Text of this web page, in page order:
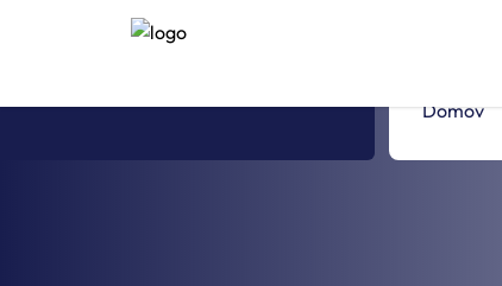
Domov